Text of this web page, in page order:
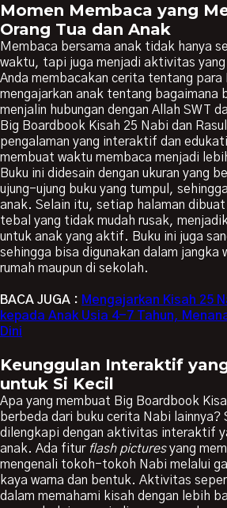
Momen Membaca yang
Orang Tua dan Anak
Membaca bersama anak tidak hanya
waktu, tapi juga menjadi aktivitas
Anda membacakan cerita tentang para
mengajarkan anak tentang bagaimana
menjalin hubungan dengan Allah SWT
Big Boardbook Kisah 25 Nabi dan
pengalaman yang interaktif dan
membuat waktu membaca menjadi
Buku ini didesain dengan ukuran yang
ujung-ujung buku yang tumpul,
anak. Selain itu, setiap halaman
tebal yang tidak mudah rusak,
untuk anak yang aktif. Buku ini juga
sehingga bisa digunakan dalam jangka
rumah maupun di sekolah.
BACA JUGA : Mengajarkan Kisah 25
kepada Anak Usia 4-7 Tahun,
Dini
Keunggulan Interaktif
untuk Si Kecil
Apa yang membuat Big Boardbook
berbeda dari buku cerita Nabi lainnya?
dilengkapi dengan aktivitas interaktif
anak. Ada fitur flash picturesyang
mengenali tokoh-tokoh Nabi melalui
kaya warna dan bentuk. Aktivitas
dalam memahami kisah dengan lebih